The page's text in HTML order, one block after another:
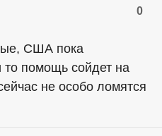
0
США пока
помощь сойдет на
не особо ломятся